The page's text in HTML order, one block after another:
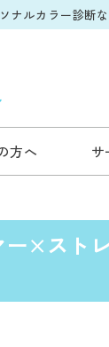
ナルカラー診断
方へ サ
ー×スト